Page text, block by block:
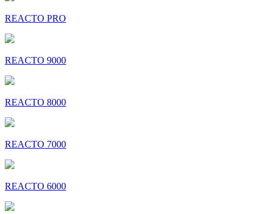
REACTO PRO
REACTO 9000
REACTO 8000
REACTO 7000
REACTO 6000